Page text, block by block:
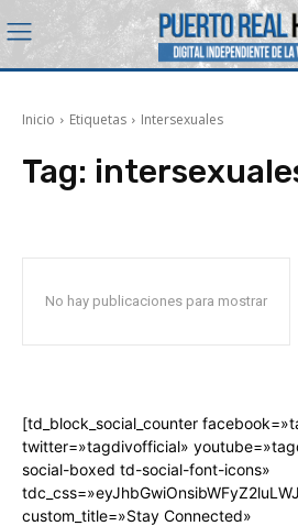
Inicio Etiquetas Intersexuales
Tag:
No hay publicaciones para mostrar
[td_block_social_counter
twitter=»tagdivofficial»
social-boxed td-social-font-icons»
custom_title=»Stay Connected»